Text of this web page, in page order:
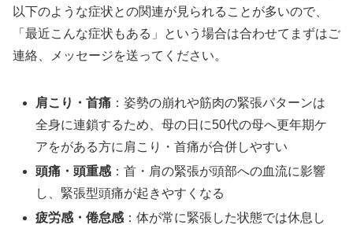
以下のような症状との関連が見られることが多いので、
「最近こんな症状もある」という場合は合わせてまずはご
連絡、メッセージを送ってください。
肩こり・首痛 ：姿勢の崩れや筋肉の緊張パターンは
全身に連鎖するため、母の日に50代の母へ更年期ケ
アをがある方に肩こり・首痛が合併しやすい
頭痛・頭重感 ：首・肩の緊張が頭部への血流に影響
し、緊張型頭痛が起きやすくなる
疲労感・倦怠感 ：体が常に緊張した状態では休息し